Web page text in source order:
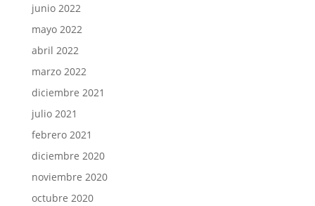
junio 2022
mayo 2022
abril 2022
marzo 2022
diciembre 2021
julio 2021
febrero 2021
diciembre 2020
noviembre 2020
octubre 2020